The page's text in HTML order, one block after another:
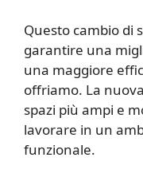
Questo cambio di
garantire una
una maggiore
offriamo. La
spazi più ampi e
lavorare in un
funzionale.